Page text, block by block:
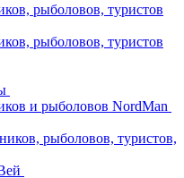
рыболовов, туристов
рыболовов, туристов
и рыболовов NordMan
рыболовов, туристов,